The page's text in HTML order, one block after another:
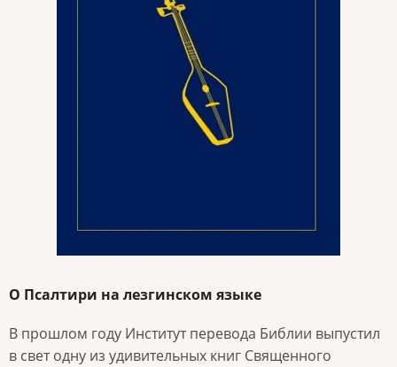
О Псалтири на лезгинском языке
В прошлом году Институт перевода Библии выпустил
в свет одну из удивительных книг Священного